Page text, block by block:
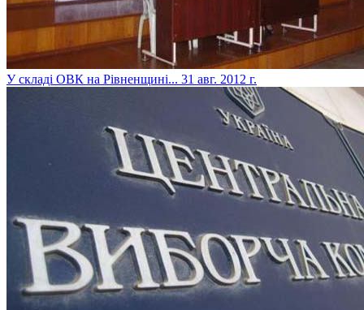
У складі ОВК на Рівненщині... 31 авг. 2012 г.